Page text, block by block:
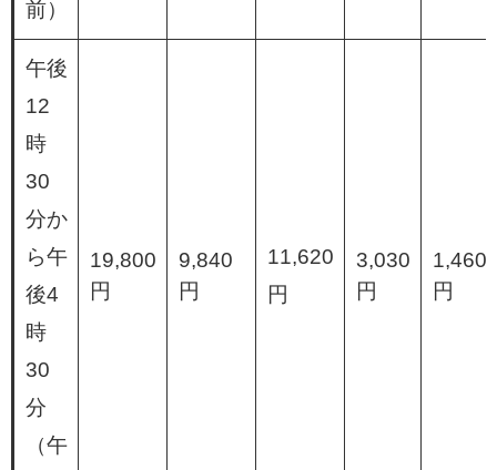
前）
午後
12
時
30
分か
ら午
後4
時
30
分
（午
19,800
円
9,840
円
11,620
円
3,030
円
1,460
円